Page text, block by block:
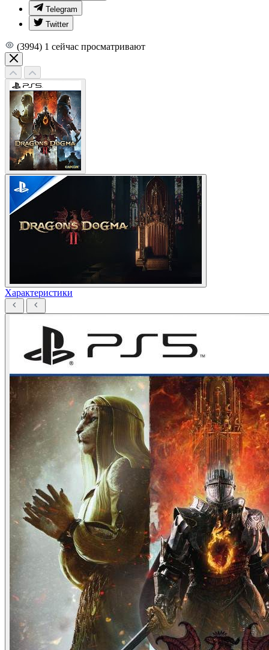
Telegram
Twitter
(3994) 1 сейчас просматривают
Характеристики